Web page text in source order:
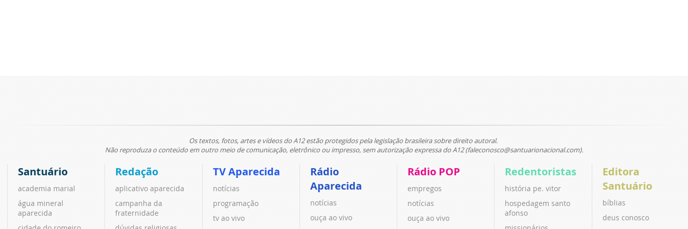
Os textos, fotos, artes e vídeos do A12 estão protegidos pela legislação brasileira sobre direito autoral.
Não reproduza o conteúdo em outro meio de comunicação, eletrônico ou impresso, sem autorização expressa do A12 (faleconosco@santuarionacional.com).
Santuário
academia marial
água mineral
aparecida
Redação
aplicativo aparecida
campanha da
fraternidade
TV Aparecida
notícias
programação
tv ao vivo
Rádio
Aparecida
notícias
ouça ao vivo
Rádio POP
empregos
notícias
ouça ao vivo
Redentoristas
história pe. vitor
hospedagem santo
afonso
Editora
Santuário
bíblias
deus conosco